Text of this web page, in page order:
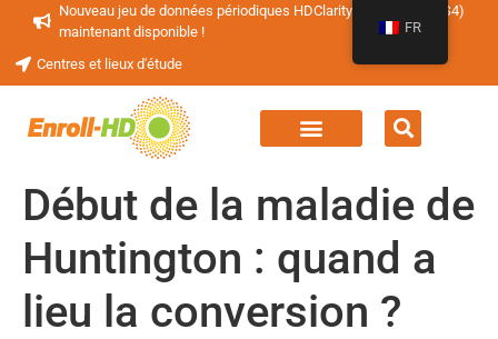
Nouveau jeu de données périodiques HDClarity (HDClarity-PDS4)
maintenant disponible !
Centres et lieux d'étude
Début de la maladie de
Huntington : quand a
lieu la conversion ?
FR